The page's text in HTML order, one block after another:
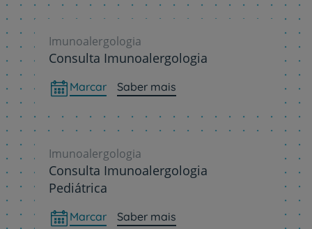
Imunoalergologia
Consulta Imunoalergologia
Marcar Saber mais
Imunoalergologia
Consulta Imunoalergologia
Pediátrica
Marcar Saber mais